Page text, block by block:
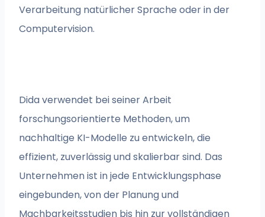
Verarbeitung natürlicher Sprache oder in der
Computervision.
Dida verwendet bei seiner Arbeit
forschungsorientierte Methoden, um
nachhaltige KI-Modelle zu entwickeln, die
effizient, zuverlässig und skalierbar sind. Das
Unternehmen ist in jede Entwicklungsphase
eingebunden, von der Planung und
Machbarkeitsstudien bis hin zur vollständigen